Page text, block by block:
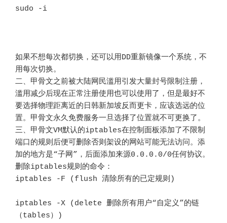
sudo -i
如果不想每次都切换，还可以用DD重新镜像一个系统，不
用每次切换。
二、甲骨文之前被大陆网民滥用引发大量封号限制注册，
滥用减少后现在正常注册使用也可以使用了，但是最好不
要选择物理距离近的日韩新加坡反而更卡，应该选远的位
置。甲骨文永久免费服务一旦选择了位置就不可更换了。
三、甲骨文VM默认的iptables在控制面板添加了不限制
端口的规则后便可删除否则架设的网站可能无法访问。添
加的地方是“子网”，后面添加来源0.0.0.0/0任何协议。
删除iptables规则的命令：
iptables -F (flush 清除所有的已定规则)
iptables -X (delete 删除所有用户“自定义”的链
（tables）)